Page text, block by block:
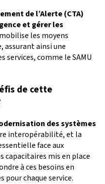
de l’Alerte (CTA)
et gérer les
mobilise les moyens
assurant ainsi une
comme le SAMU
de cette
des systèmes
interopérabilité, et la
face aux
capacitaires mis en place
à ces besoins en
chaque service.